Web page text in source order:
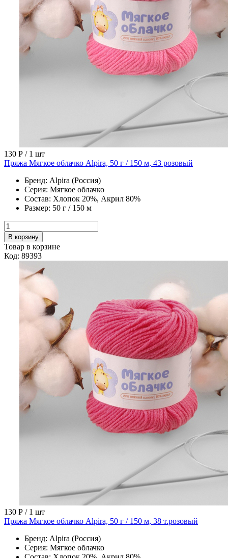
130 Р / 1 шт
Пряжа Мягкое облачко Alpira, 50 г / 150 м, 43 розовый
Бренд: Alpira (Россия)
Серия: Мягкое облачко
Состав: Хлопок 20%, Акрил 80%
Размер: 50 г / 150 м
В корзину
Товар в корзине
Код: 89393
130 Р / 1 шт
Пряжа Мягкое облачко Alpira, 50 г / 150 м, 38 т.розовый
Бренд: Alpira (Россия)
Серия: Мягкое облачко